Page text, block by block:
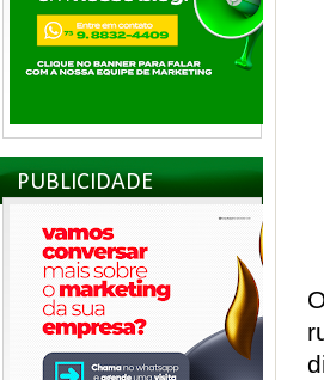
PUBLICIDADE